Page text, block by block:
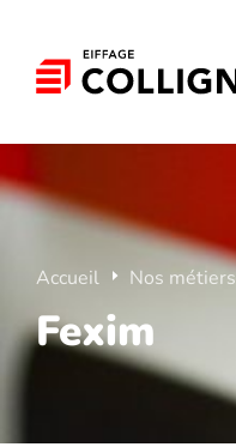
Accueil Nos métiers
Fexim